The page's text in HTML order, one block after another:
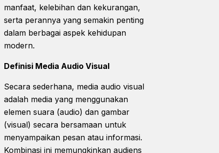
manfaat, kelebihan dan kekurangan,
serta perannya yang semakin penting
dalam berbagai aspek kehidupan
modern.
Definisi Media Audio Visual
Secara sederhana, media audio visual
adalah media yang menggunakan
elemen suara (audio) dan gambar
(visual) secara bersamaan untuk
menyampaikan pesan atau informasi.
Kombinasi ini memungkinkan audiens